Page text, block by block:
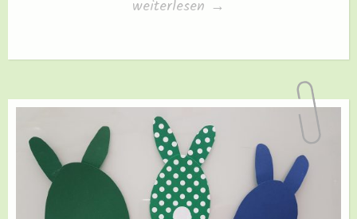
„Rindenschiffchen“
weiterlesen →